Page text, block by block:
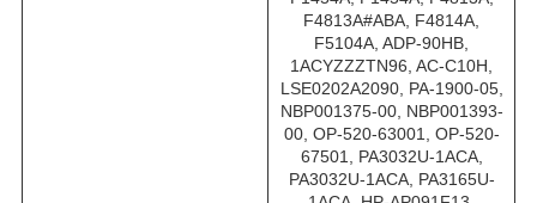
F4813A#ABA, F4814A,
F5104A, ADP-90HB,
1ACYZZZTN96, AC-C10H,
LSE0202A2090, PA-1900-05,
NBP001375-00, NBP001393-
00, OP-520-63001, OP-520-
67501, PA3032U-1ACA,
PA3032U-1ACA, PA3165U-